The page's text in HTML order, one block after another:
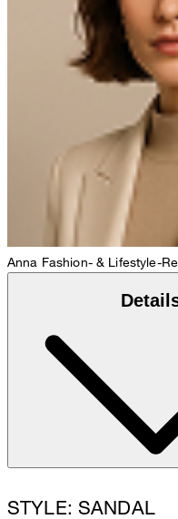
Anna Fashion- & Lifestyle-
STYLE: SANDAL